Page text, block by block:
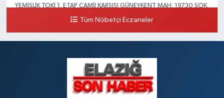
YEMİŞLİK TOKİ 1. ETAP CAMİİ KARŞISI GÜNEYKENT MAH. 19730 SOK.
0 (424) 236 63 34 Yol Tarifi Al
Tanrıverdı Eczanesi
(HOZAT GARAJI OPET KARŞISI) 1. HARPUT CAD. SARISALTIK SOK
0 (424) 218 72 74 Yol Tarifi Al
Tüm Nöbetçi Eczaneler